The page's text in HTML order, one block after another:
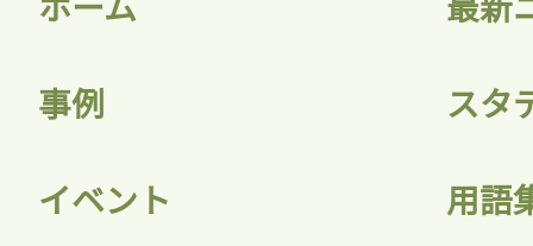
記事をお気に入りに
事例 スタ
イベント 用語